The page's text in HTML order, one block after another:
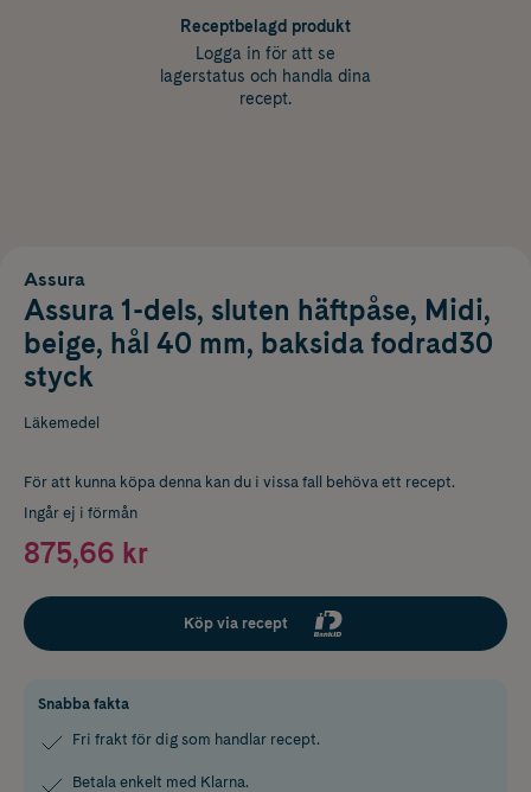
Receptbelagd produkt
Logga in för att se
lagerstatus och handla dina
recept.
Assura
Assura 1-dels, sluten häftpåse, Midi,
beige, hål 40 mm, baksida fodrad30
styck
Läkemedel
För att kunna köpa denna kan du i vissa fall behöva ett recept.
Ingår ej i förmån
875,66 kr
Köp via recept
Snabba fakta
Fri frakt för dig som handlar recept.
Betala enkelt med Klarna.